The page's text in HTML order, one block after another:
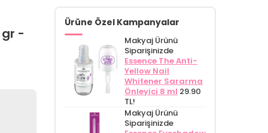
gr -
Ürüne Özel Kampanyalar
Makyaj Ürünü
Siparişinizde
Essence The Anti-
Yellow Nail
Whitener Sararma
Önleyici 8 ml 29.90
TL!
Makyaj Ürünü
Siparişinizde